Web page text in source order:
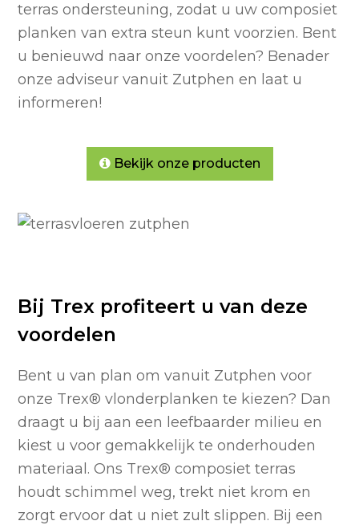
terras ondersteuning, zodat u uw composiet
planken van extra steun kunt voorzien. Bent
u benieuwd naar onze voordelen? Benader
onze adviseur vanuit Zutphen en laat u
informeren!
Bekijk onze producten
Bij Trex profiteert u van deze
voordelen
Bent u van plan om vanuit Zutphen voor
onze Trex® vlonderplanken te kiezen? Dan
draagt u bij aan een leefbaarder milieu en
kiest u voor gemakkelijk te onderhouden
materiaal. Ons Trex® composiet terras
houdt schimmel weg, trekt niet krom en
zorgt ervoor dat u niet zult slippen. Bij een